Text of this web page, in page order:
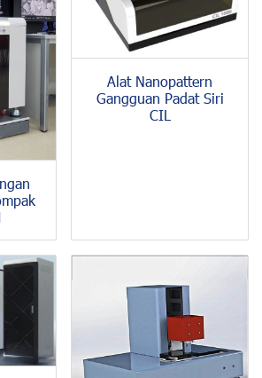
Alat Nanopattern
Gangguan Padat Siri
CIL